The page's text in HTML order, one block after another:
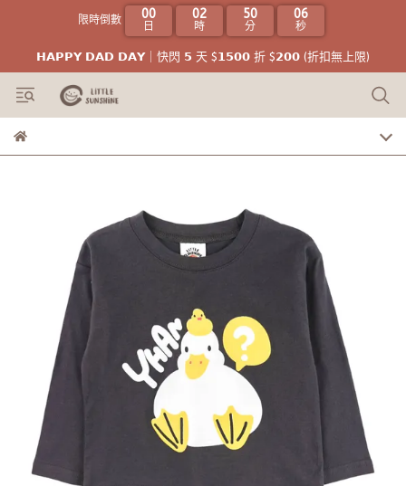
限時倒數 00
日
02
時
50
分
05
秒
𝗛𝗔𝗣𝗣𝗬 𝗗𝗔𝗗 𝗗𝗔𝗬｜快閃 𝟱 天 $𝟭𝟱𝟬𝟬 折 $𝟮𝟬𝟬 (折扣無上限)